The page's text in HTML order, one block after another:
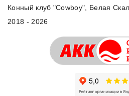
Конный клуб "Cowboy", Белая
2018 - 2026